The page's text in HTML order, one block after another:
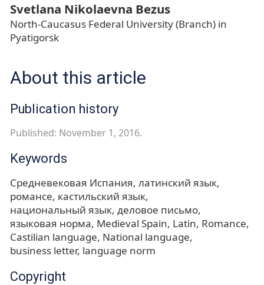
Svetlana Nikolaevna Bezus
North-Caucasus Federal University (Branch) in
Pyatigorsk
About this article
Publication history
Published: November 1, 2016.
Keywords
Средневековая Испания латинский язык
романсе кастильский язык
национальный язык деловое письмо
языковая норма Medieval Spain Latin Romance
Castilian language National language
business letter language norm
Copyright